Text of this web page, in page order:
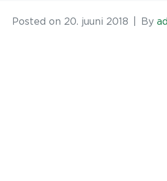
Posted on 20. juuni 2018 By